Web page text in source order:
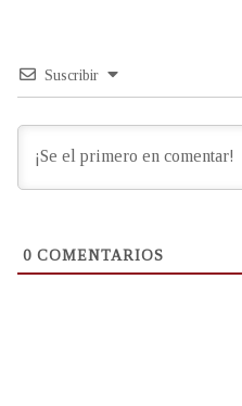
Suscribir
0 COMENTARIOS